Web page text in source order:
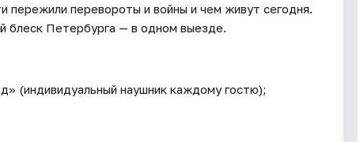
пережили перевороты и войны и чем живут сегодня.
блеск Петербурга — в одном выезде.
(индивидуальный наушник каждому гостю);